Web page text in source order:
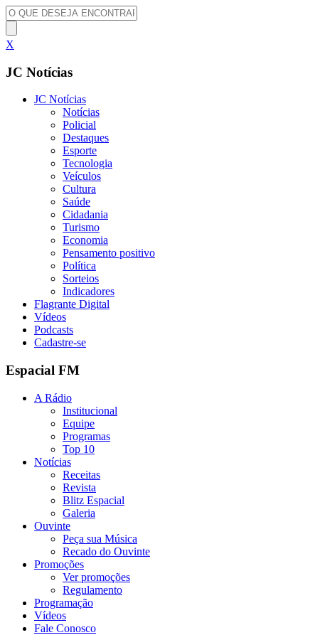
X
JC Notícias
JC Notícias
Notícias
Policial
Destaques
Esporte
Tecnologia
Veículos
Cultura
Saúde
Cidadania
Turismo
Economia
Pensamento positivo
Política
Sorteios
Indicadores
Flagrante Digital
Vídeos
Podcasts
Cadastre-se
Espacial FM
A Rádio
Institucional
Equipe
Programas
Top 10
Notícias
Receitas
Revista
Blitz Espacial
Galeria
Ouvinte
Peça sua Música
Recado do Ouvinte
Promoções
Ver promoções
Regulamento
Programação
Vídeos
Fale Conosco